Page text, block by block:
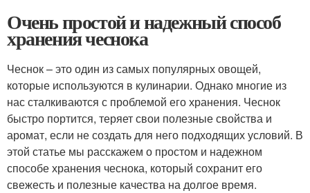
Очень простой и надежный способ
хранения чеснока
Чеснок – это один из самых популярных овощей,
которые используются в кулинарии. Однако многие из
нас сталкиваются с проблемой его хранения. Чеснок
быстро портится, теряет свои полезные свойства и
аромат, если не создать для него подходящих условий. В
этой статье мы расскажем о простом и надежном
способе хранения чеснока, который сохранит его
свежесть и полезные качества на долгое время.